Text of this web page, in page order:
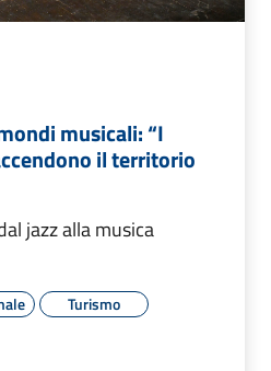
musicali: “I
il territorio
jazz alla musica
Turismo